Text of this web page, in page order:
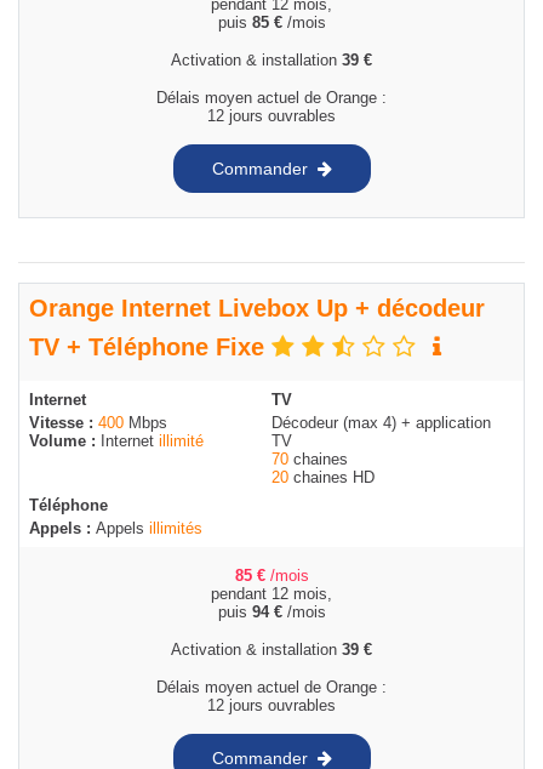
pendant 12 mois,
puis 85 €/mois
Activation & installation 39 €
Délais moyen actuel de Orange :
12 jours ouvrables
Commander
Orange Internet Livebox Up + décodeur
TV + Téléphone Fixe
Internet
Vitesse : 400 Mbps
Volume :
Internet illimité
TV
Décodeur (max 4) + application
TV
70 chaines
20 chaines HD
Téléphone
Appels : Appels illimités
85 € /mois
pendant 12 mois,
puis 94 €/mois
Activation & installation 39 €
Délais moyen actuel de Orange :
12 jours ouvrables
Commander